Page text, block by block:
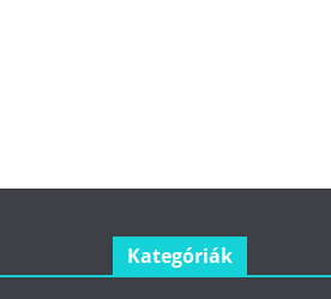
Kategóriák